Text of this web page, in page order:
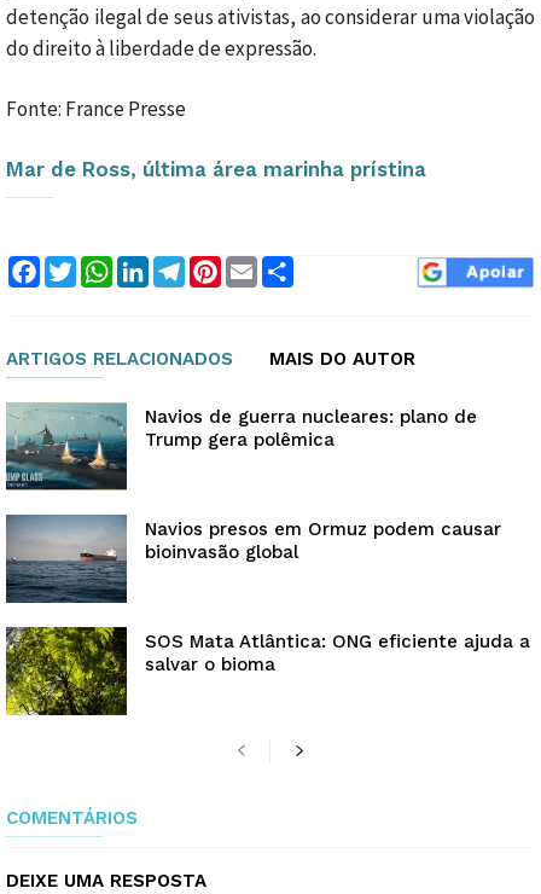
detenção ilegal de seus ativistas, ao considerar uma violação
do direito à liberdade de expressão.
Fonte: France Presse
Mar de Ross, última área marinha prístina
Facebook
TwitterWhatsApp
LinkedInTelegram
Pinterest
Email
ARTIGOS RELACIONADOS MAIS DO AUTOR
Navios de guerra nucleares: plano de
Trump gera polêmica
Navios presos em Ormuz podem causar
bioinvasão global
SOS Mata Atlântica: ONG eficiente ajuda a
salvar o bioma
COMENTÁRIOS
DEIXE UMA RESPOSTA